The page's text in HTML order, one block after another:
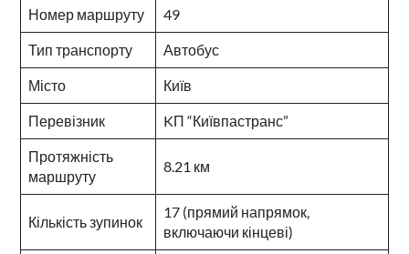
Номер маршруту 49
Тип транспорту Автобус
Місто Київ
Перевізник KП “Київпастранс”
Протяжність
маршруту
8.21 км
Кількість зупинок
17 (прямий напрямок,
включаючи кінцеві)